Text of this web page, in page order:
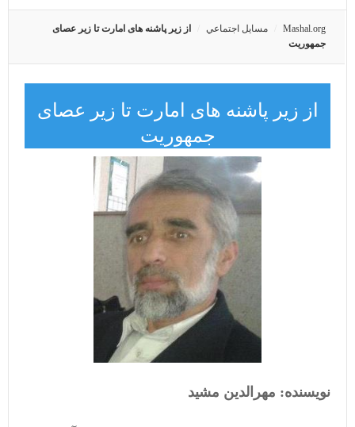
Mashal.org مسايل اجتماعي
از زیر پاشنه های امارت تا زیر عصای
جمهوریت
از زیر پاشنه های امارت تا زیر عصای
جمهوریت
نویسنده: مهرالدین مشید